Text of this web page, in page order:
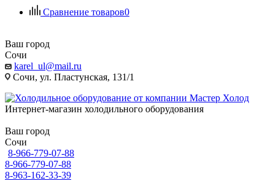
Сравнение товаров0
Ваш город
Сочи
karel_ul@mail.ru
Сочи, ул. Пластунская, 131/1
Интернет-магазин холодильного оборудования
Ваш город
Сочи
8-966-779-07-88
8-966-779-07-88
8-963-162-33-39